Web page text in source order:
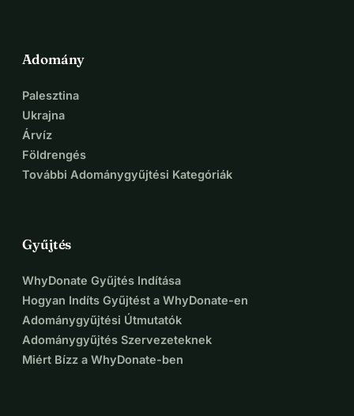
Adomány
Palesztina
Ukrajna
Árvíz
Földrengés
További Adománygyűjtési Kategóriák
Gyűjtés
WhyDonate Gyűjtés Indítása
Hogyan Indíts Gyűjtést a WhyDonate-en
Adománygyűjtési Útmutatók
Adománygyűjtés Szervezeteknek
Miért Bízz a WhyDonate-ben